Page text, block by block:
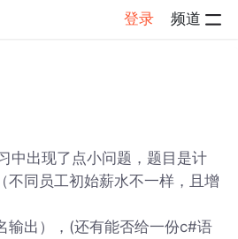
登录 频道
中出现了点小问题，题目是计
不同员工初始薪水不一样，且增
输出），(还有能否给一份c#语